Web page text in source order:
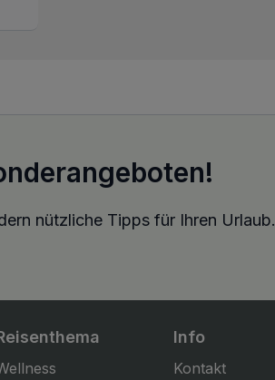
nützliche Tipps für Ihren Urlaub.
Info
Kontakt